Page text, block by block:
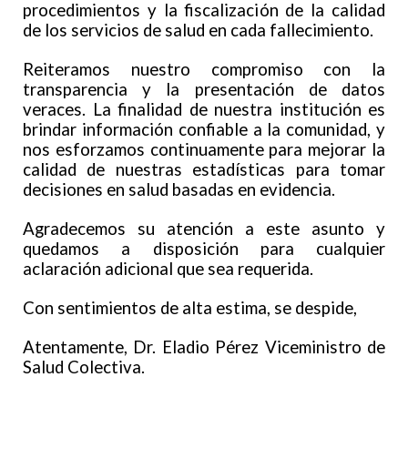
procedimientos y la fiscalización de la calidad
de los servicios de salud en cada fallecimiento.
Reiteramos nuestro compromiso con la
transparencia y la presentación de datos
veraces. La finalidad de nuestra institución es
brindar información confiable a la comunidad, y
nos esforzamos continuamente para mejorar la
calidad de nuestras estadísticas para tomar
decisiones en salud basadas en evidencia.
Agradecemos su atención a este asunto y
quedamos a disposición para cualquier
aclaración adicional que sea requerida.
Con sentimientos de alta estima, se despide,
Atentamente, Dr. Eladio Pérez Viceministro de
Salud Colectiva.